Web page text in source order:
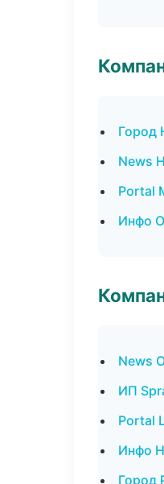
Город
News
Portal
Инфо
News
ИП
Portal
Инфо
Город